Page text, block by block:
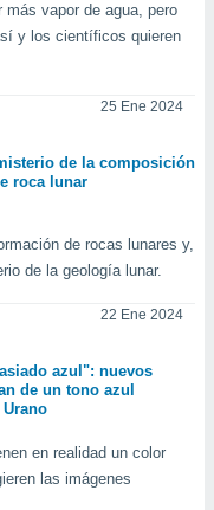
vapor de agua, pero
y los científicos quieren
25 Ene 2024
de la composición
roca lunar
de rocas lunares y,
de la geología lunar.
22 Ene 2024
azul": nuevos
de un tono azul
en realidad un color
las imágenes